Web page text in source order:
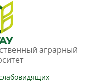
аграрный